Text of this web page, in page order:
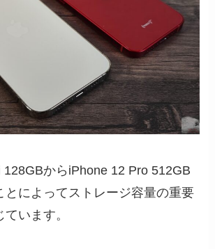
128GBからiPhone 12 Pro 512GB
とによってストレージ容量の重要
います。